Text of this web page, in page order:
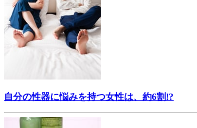
自分の性器に悩みを持つ女性は、約6割!?